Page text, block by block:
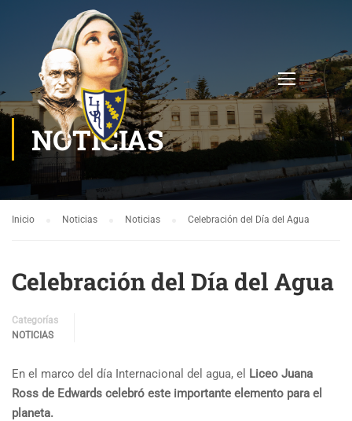
NOTICIAS
Inicio Noticias Noticias Celebración del Día del Agua
Celebración del Día del Agua
Categorías
NOTICIAS
En el marco del día Internacional del agua, el Liceo Juana
Ross de Edwards celebró este importante elemento para el
planeta.